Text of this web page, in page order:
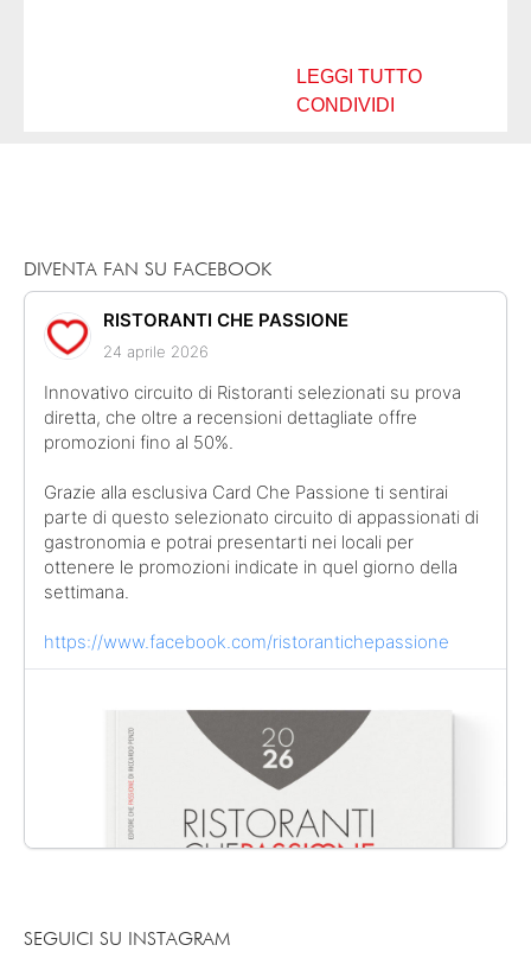
servizio.
LEGGI TUTTO
CONDIVIDI
DIVENTA FAN SU FACEBOOK
RISTORANTI CHE PASSIONE
24 aprile 2026
Innovativo circuito di Ristoranti selezionati su prova
diretta, che oltre a recensioni dettagliate offre
promozioni fino al 50%.
Grazie alla esclusiva Card Che Passione ti sentirai
parte di questo selezionato circuito di appassionati di
gastronomia e potrai presentarti nei locali per
ottenere le promozioni indicate in quel giorno della
settimana.
https://www.facebook.com/ristorantichepassione
SEGUICI SU INSTAGRAM